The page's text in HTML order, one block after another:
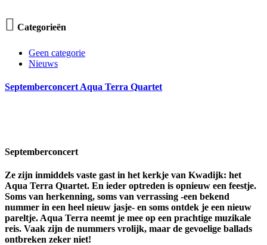
 Categorieën
Geen categorie
Nieuws
Septemberconcert Aqua Terra Quartet
Septemberconcert
Ze zijn inmiddels vaste gast in het kerkje van Kwadijk: het
Aqua Terra Quartet. En ieder optreden is opnieuw een feestje.
Soms van herkenning, soms van verrassing -een bekend
nummer in een heel nieuw jasje- en soms ontdek je een nieuw
pareltje. Aqua Terra neemt je mee op een prachtige muzikale
reis. Vaak zijn de nummers vrolijk, maar de gevoelige ballads
ontbreken zeker niet!